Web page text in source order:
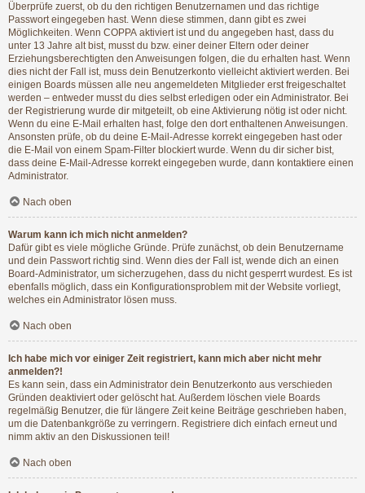
Überprüfe zuerst, ob du den richtigen Benutzernamen und das richtige
Passwort eingegeben hast. Wenn diese stimmen, dann gibt es zwei
Möglichkeiten. Wenn COPPA aktiviert ist und du angegeben hast, dass du
unter 13 Jahre alt bist, musst du bzw. einer deiner Eltern oder deiner
Erziehungsberechtigten den Anweisungen folgen, die du erhalten hast. Wenn
dies nicht der Fall ist, muss dein Benutzerkonto vielleicht aktiviert werden. Bei
einigen Boards müssen alle neu angemeldeten Mitglieder erst freigeschaltet
werden – entweder musst du dies selbst erledigen oder ein Administrator. Bei
der Registrierung wurde dir mitgeteilt, ob eine Aktivierung nötig ist oder nicht.
Wenn du eine E-Mail erhalten hast, folge den dort enthaltenen Anweisungen.
Ansonsten prüfe, ob du deine E-Mail-Adresse korrekt eingegeben hast oder
die E-Mail von einem Spam-Filter blockiert wurde. Wenn du dir sicher bist,
dass deine E-Mail-Adresse korrekt eingegeben wurde, dann kontaktiere einen
Administrator.
Nach oben
Warum kann ich mich nicht anmelden?
Dafür gibt es viele mögliche Gründe. Prüfe zunächst, ob dein Benutzername
und dein Passwort richtig sind. Wenn dies der Fall ist, wende dich an einen
Board-Administrator, um sicherzugehen, dass du nicht gesperrt wurdest. Es ist
ebenfalls möglich, dass ein Konfigurationsproblem mit der Website vorliegt,
welches ein Administrator lösen muss.
Nach oben
Ich habe mich vor einiger Zeit registriert, kann mich aber nicht mehr
anmelden?!
Es kann sein, dass ein Administrator dein Benutzerkonto aus verschieden
Gründen deaktiviert oder gelöscht hat. Außerdem löschen viele Boards
regelmäßig Benutzer, die für längere Zeit keine Beiträge geschrieben haben,
um die Datenbankgröße zu verringern. Registriere dich einfach erneut und
nimm aktiv an den Diskussionen teil!
Nach oben